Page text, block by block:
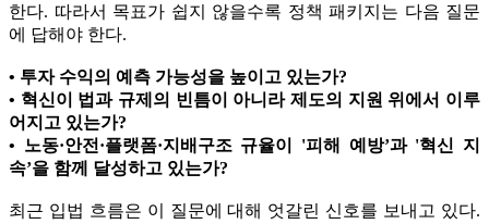
한다. 따라서 목표가 쉽지 않을수록 정책 패키지는 다음 질문
에 답해야 한다.
• 투자 수익의 예측 가능성을 높이고 있는가?
• 혁신이 법과 규제의 빈틈이 아니라 제도의 지원 위에서 이루
어지고 있는가?
• 노동·안전·플랫폼·지배구조 규율이 '피해 예방’과 '혁신 지
속’을 함께 달성하고 있는가?
최근 입법 흐름은 이 질문에 대해 엇갈린 신호를 보내고 있다.